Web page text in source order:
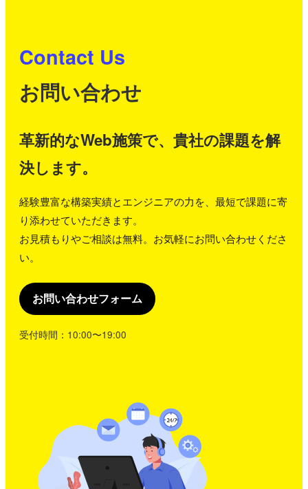
Contact Us
お問い合わせ
革新的なWeb施策で、貴社の課題を解
決します。
経験豊富な構築実績とエンジニアの力を、最短で課題に寄
り添わせていただきます。
お見積もりやご相談は無料。お気軽にお問い合わせくださ
い。
お問い合わせフォーム
受付時間：10:00〜19:00